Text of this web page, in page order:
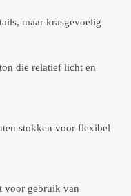
maar krasgevoelig
die relatief licht en
stokken voor flexibel
voor gebruik van